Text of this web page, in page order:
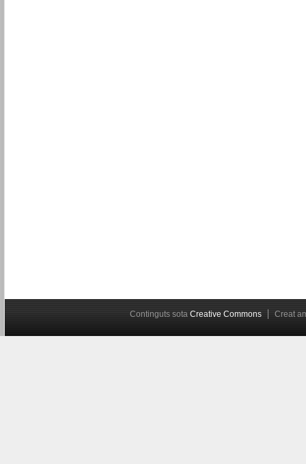
Continguts sota Creative Commons Creat